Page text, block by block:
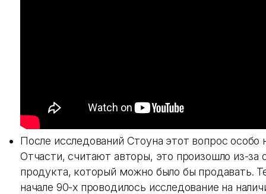
После исследований Стоуна этот вопрос особо
Отчасти, считают авторы, это произошло из-за
продукта, который можно было бы продавать.
начале 90-х проводилось исследование на